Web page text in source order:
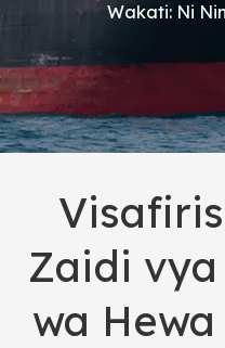
Wakati: Ni
Zaidi
wa